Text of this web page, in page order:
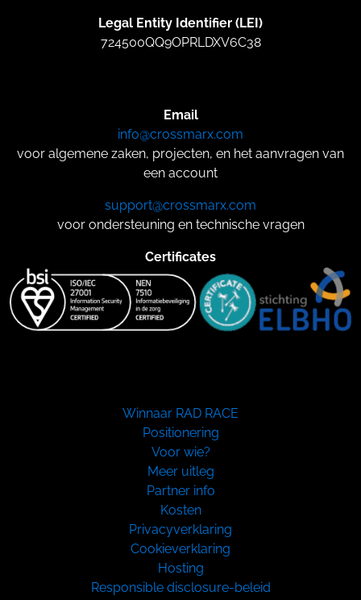
Legal Entity Identifier (LEI)
724500QQ9OPRLDXV6C38
Email
info@crossmarx.com
voor algemene zaken, projecten, en het aanvragen van
een account
support@crossmarx.com
voor ondersteuning en technische vragen
Certificates
Winnaar RAD RACE
Positionering
Voor wie?
Meer uitleg
Partner info
Kosten
Privacyverklaring
Cookieverklaring
Hosting
Responsible disclosure-beleid